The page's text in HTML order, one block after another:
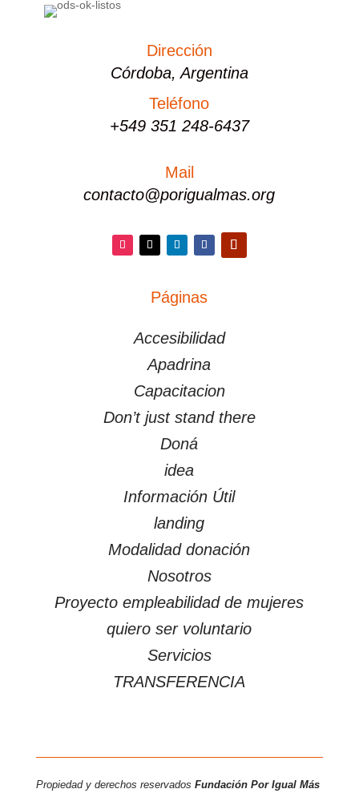
Dirección
Córdoba, Argentina
Teléfono
+549 351 248-6437
Mail
contacto@porigualmas.org
Páginas
Accesibilidad
Apadrina
Capacitacion
Don’t just stand there
Doná
idea
Información Útil
landing
Modalidad donación
Nosotros
Proyecto empleabilidad de mujeres
quiero ser voluntario
Servicios
TRANSFERENCIA
Propiedad y derechos reservados Fundación Por Igual Más